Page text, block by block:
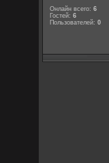
Онлайн всего:6
Гостей:6
Пользователей:0